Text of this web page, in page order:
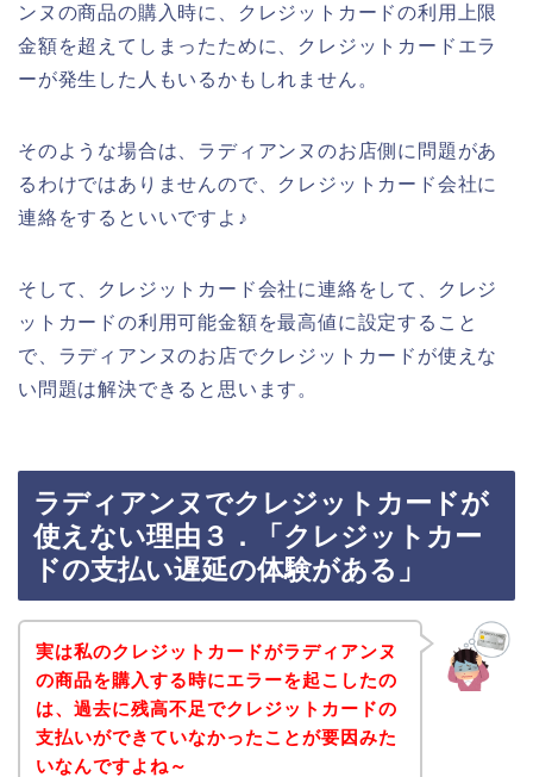
ンヌの商品の購入時に、クレジットカードの利用上限
金額を超えてしまったために、クレジットカードエラ
ーが発生した人もいるかもしれません。
そのような場合は、ラディアンヌのお店側に問題があ
るわけではありませんので、クレジットカード会社に
連絡をするといいですよ♪
そして、クレジットカード会社に連絡をして、クレジ
ットカードの利用可能金額を最高値に設定すること
で、ラディアンヌのお店でクレジットカードが使えな
い問題は解決できると思います。
ラディアンヌでクレジットカードが
使えない理由３．「クレジットカー
ドの支払い遅延の体験がある」
実は私のクレジットカードがラディアンヌ
の商品を購入する時にエラーを起こしたの
は、過去に残高不足でクレジットカードの
支払いができていなかったことが要因みた
いなんですよね～